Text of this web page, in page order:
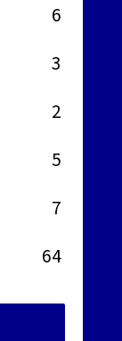
6
3
2
5
7
64